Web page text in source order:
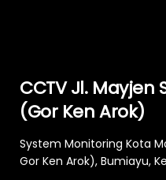
CCTV Jl.
(Gor Ken Arok)
System Monitoring Kota
Gor Ken Arok), Bumiayu,